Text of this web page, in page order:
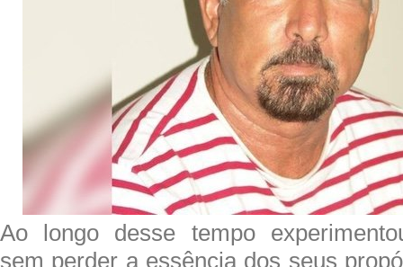
Ao longo desse tempo
sem perder a essência dos seus